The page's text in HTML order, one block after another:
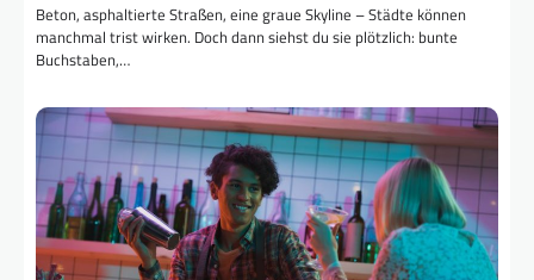
Beton, asphaltierte Straßen, eine graue Skyline – Städte können
manchmal trist wirken. Doch dann siehst du sie plötzlich: bunte
Buchstaben,…